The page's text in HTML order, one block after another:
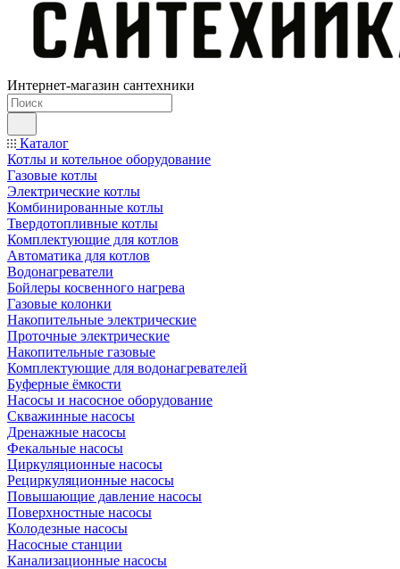
Интернет-магазин сантехники
Каталог
Котлы и котельное оборудование
Газовые котлы
Электрические котлы
Комбинированные котлы
Твердотопливные котлы
Комплектующие для котлов
Автоматика для котлов
Водонагреватели
Бойлеры косвенного нагрева
Газовые колонки
Накопительные электрические
Проточные электрические
Накопительные газовые
Комплектующие для водонагревателей
Буферные ёмкости
Насосы и насосное оборудование
Скважинные насосы
Дренажные насосы
Фекальные насосы
Циркуляционные насосы
Рециркуляционные насосы
Повышающие давление насосы
Поверхностные насосы
Колодезные насосы
Насосные станции
Канализационные насосы